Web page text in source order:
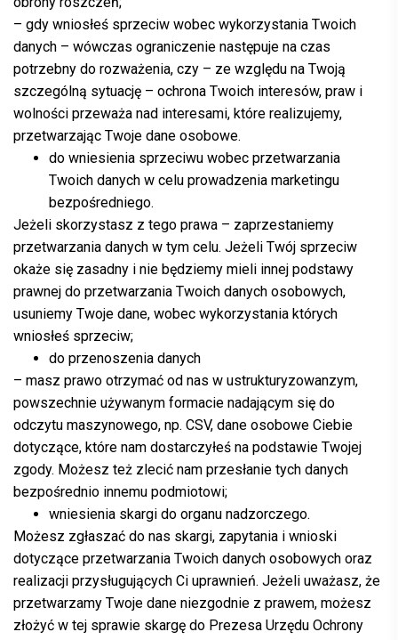
– gdy wniosłeś sprzeciw wobec wykorzystania Twoich
danych – wówczas ograniczenie następuje na czas
potrzebny do rozważenia, czy – ze względu na Twoją
szczególną sytuację – ochrona Twoich interesów, praw i
wolności przeważa nad interesami, które realizujemy,
przetwarzając Twoje dane osobowe.
do wniesienia sprzeciwu wobec przetwarzania
Twoich danych w celu prowadzenia marketingu
bezpośredniego.
Jeżeli skorzystasz z tego prawa – zaprzestaniemy
przetwarzania danych w tym celu. Jeżeli Twój sprzeciw
okaże się zasadny i nie będziemy mieli innej podstawy
prawnej do przetwarzania Twoich danych osobowych,
usuniemy Twoje dane, wobec wykorzystania których
wniosłeś sprzeciw;
do przenoszenia danych
– masz prawo otrzymać od nas w ustrukturyzowanzym,
powszechnie używanym formacie nadającym się do
odczytu maszynowego, np. CSV, dane osobowe Ciebie
dotyczące, które nam dostarczyłeś na podstawie Twojej
zgody. Możesz też zlecić nam przesłanie tych danych
bezpośrednio innemu podmiotowi;
wniesienia skargi do organu nadzorczego.
Możesz zgłaszać do nas skargi, zapytania i wnioski
dotyczące przetwarzania Twoich danych osobowych oraz
realizacji przysługujących Ci uprawnień. Jeżeli uważasz, że
przetwarzamy Twoje dane niezgodnie z prawem, możesz
złożyć w tej sprawie skargę do Prezesa Urzędu Ochrony